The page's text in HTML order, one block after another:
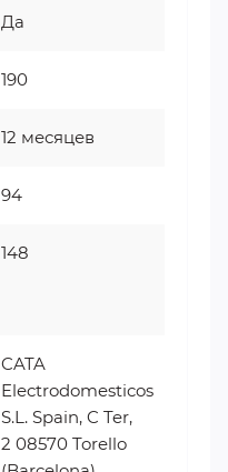
Да
190
12 месяцев
94
148
CATA
Electrodomesticos
S.L. Spain, C Ter,
2 08570 Torello